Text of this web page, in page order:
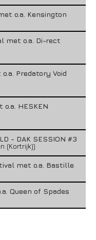
o.a. Kensington
met o.a. Di-rect
Predatory Void
HESKEN
- DAK SESSION #3
(Kortrijk))
met o.a. Bastille
Queen of Spades